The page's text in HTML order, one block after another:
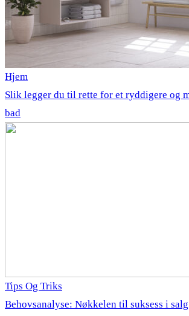
Hjem
Slik legger du til rette for et ryddigere og
bad
Tips Og Triks
Behovsanalyse: Nøkkelen til suksess i